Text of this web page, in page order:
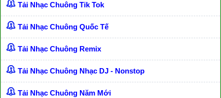
Tải Nhạc Chuông Tik Tok
Tải Nhạc Chuông Quốc Tế
Tải Nhạc Chuông Remix
Tải Nhạc Chuông Nhạc DJ - Nonstop
Tải Nhạc Chuông Năm Mới